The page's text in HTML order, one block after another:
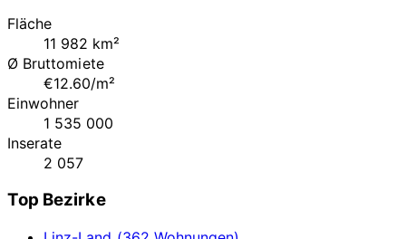
Fläche
11 982 km²
Ø Bruttomiete
€12.60/m²
Einwohner
1 535 000
Inserate
2 057
Top Bezirke